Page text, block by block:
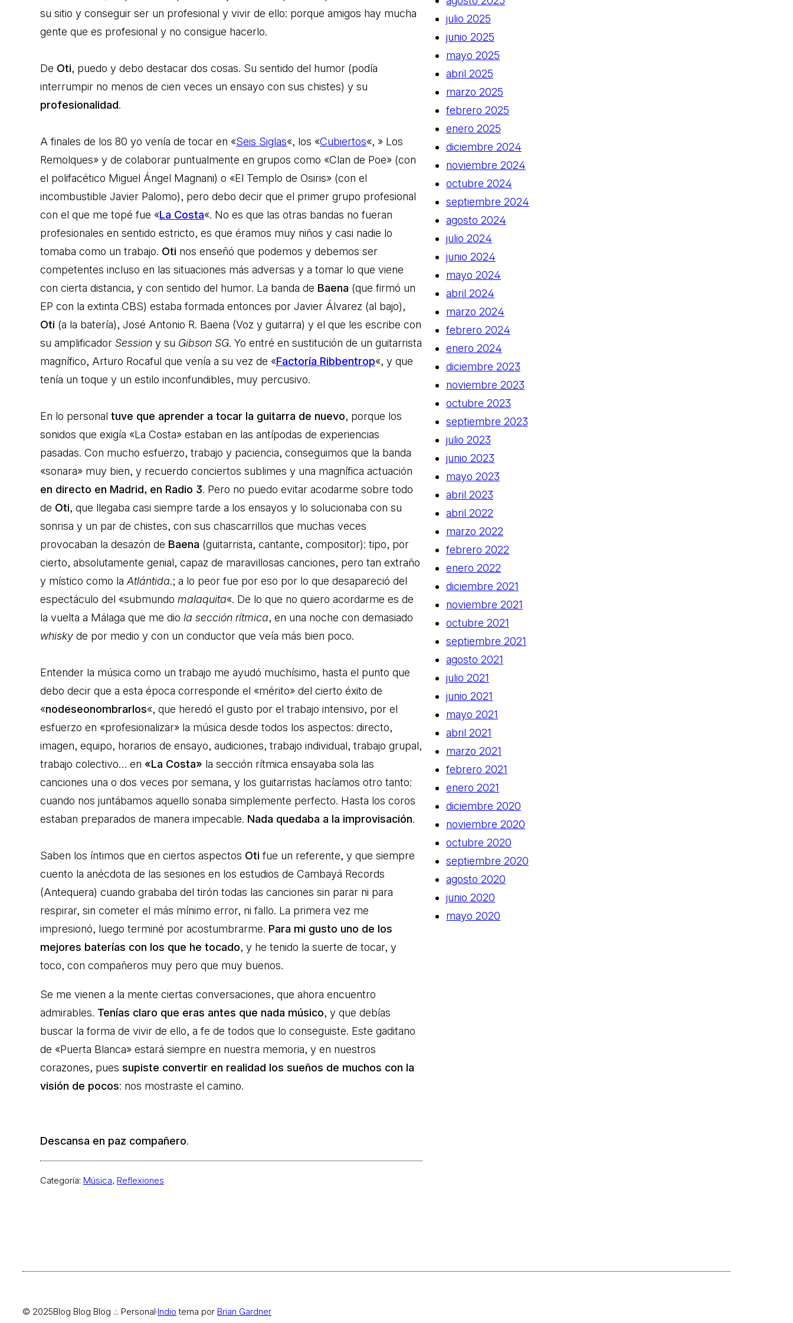
su sitio y conseguir ser un profesional y vivir de ello: porque amigos hay mucha
gente que es profesional y no consigue hacerlo.
De Oti, puedo y debo destacar dos cosas. Su sentido del humor (podía
interrumpir no menos de cien veces un ensayo con sus chistes) y su
profesionalidad.
A finales de los 80 yo venía de tocar en «Seis Siglas«, los «Cubiertos«, » Los
Remolques» y de colaborar puntualmente en grupos como «Clan de Poe» (con
el polifacético Miguel Ángel Magnani) o «El Templo de Osiris» (con el
incombustible Javier Palomo), pero debo decir que el primer grupo profesional
con el que me topé fue «La Costa«. No es que las otras bandas no fueran
profesionales en sentido estricto, es que éramos muy niños y casi nadie lo
tomaba como un trabajo. Oti nos enseñó que podemos y debemos ser
competentes incluso en las situaciones más adversas y a tomar lo que viene
con cierta distancia, y con sentido del humor. La banda de Baena (que firmó un
EP con la extinta CBS) estaba formada entonces por Javier Álvarez (al bajo),
Oti (a la batería), José Antonio R. Baena (Voz y guitarra) y el que les escribe con
su amplificador Session y su Gibson SG. Yo entré en sustitución de un guitarrista
magnífico, Arturo Rocaful que venía a su vez de «Factoría Ribbentrop«, y que
tenía un toque y un estilo inconfundibles, muy percusivo.
En lo personal tuve que aprender a tocar la guitarra de nuevo, porque los
sonidos que exigía «La Costa» estaban en las antípodas de experiencias
pasadas. Con mucho esfuerzo, trabajo y paciencia, conseguimos que la banda
«sonara» muy bien, y recuerdo conciertos sublimes y una magnífica actuación
en directo en Madrid, en Radio 3. Pero no puedo evitar acodarme sobre todo
de Oti, que llegaba casi siempre tarde a los ensayos y lo solucionaba con su
sonrisa y un par de chistes, con sus chascarrillos que muchas veces
provocaban la desazón de Baena (guitarrista, cantante, compositor): tipo, por
cierto, absolutamente genial, capaz de maravillosas canciones, pero tan extraño
y místico como la Atlántida.; a lo peor fue por eso por lo que desapareció del
espectáculo del «submundo malaquita«. De lo que no quiero acordarme es de
la vuelta a Málaga que me dio la sección rítmica, en una noche con demasiado
whisky de por medio y con un conductor que veía más bien poco.
Entender la música como un trabajo me ayudó muchísimo, hasta el punto que
debo decir que a esta época corresponde el «mérito» del cierto éxito de
«nodeseonombrarlos«, que heredó el gusto por el trabajo intensivo, por el
esfuerzo en «profesionalizar» la música desde todos los aspectos: directo,
imagen, equipo, horarios de ensayo, audiciones, trabajo individual, trabajo grupal,
trabajo colectivo… en «La Costa» la sección rítmica ensayaba sola las
canciones una o dos veces por semana, y los guitarristas hacíamos otro tanto:
cuando nos juntábamos aquello sonaba simplemente perfecto. Hasta los coros
estaban preparados de manera impecable. Nada quedaba a la improvisación.
Saben los íntimos que en ciertos aspectos Oti fue un referente, y que siempre
cuento la anécdota de las sesiones en los estudios de Cambayá Records
(Antequera) cuando grababa del tirón todas las canciones sin parar ni para
respirar, sin cometer el más mínimo error, ni fallo. La primera vez me
impresionó, luego terminé por acostumbrarme. Para mi gusto uno de los
mejores baterías con los que he tocado, y he tenido la suerte de tocar, y
toco, con compañeros muy pero que muy buenos.
Se me vienen a la mente ciertas conversaciones, que ahora encuentro
admirables. Tenías claro que eras antes que nada músico, y que debías
buscar la forma de vivir de ello, a fe de todos que lo conseguiste. Este gaditano
de «Puerta Blanca» estará siempre en nuestra memoria, y en nuestros
corazones, pues supiste convertir en realidad los sueños de muchos con la
visión de pocos: nos mostraste el camino.
Descansa en paz compañero.
Categoría: Música, Reflexiones
julio 2025
junio 2025
mayo 2025
abril 2025
marzo 2025
febrero 2025
enero 2025
diciembre 2024
noviembre 2024
octubre 2024
septiembre 2024
agosto 2024
julio 2024
junio 2024
mayo 2024
abril 2024
marzo 2024
febrero 2024
enero 2024
diciembre 2023
noviembre 2023
octubre 2023
septiembre 2023
julio 2023
junio 2023
mayo 2023
abril 2023
abril 2022
marzo 2022
febrero 2022
enero 2022
diciembre 2021
noviembre 2021
octubre 2021
septiembre 2021
agosto 2021
julio 2021
junio 2021
mayo 2021
abril 2021
marzo 2021
febrero 2021
enero 2021
diciembre 2020
noviembre 2020
octubre 2020
septiembre 2020
agosto 2020
junio 2020
mayo 2020
© 2025Blog Blog Blog .:. Personal·Indio tema por Brian Gardner